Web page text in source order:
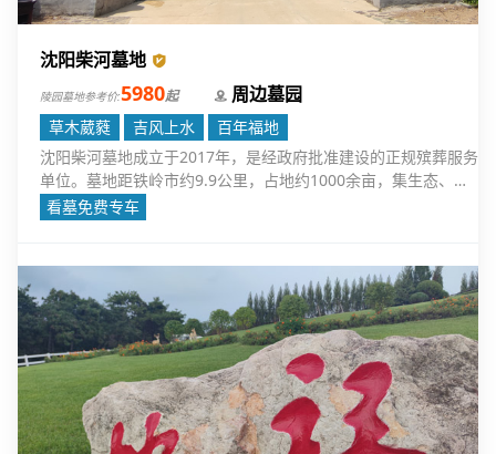
沈阳柴河墓地
陵园墓地参考价:5980起 周边墓园
草木葳蕤 吉风上水
百年福地
沈阳柴河墓地成立于2017年，是经政府批准建设的正规殡葬服务
单位。墓地距铁岭市约9.9公里，占地约1000余亩，集生态、艺
术、人文等于一体。
看墓免费专车